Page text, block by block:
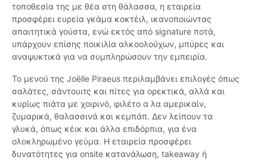
τοποθεσία της με θέα στη θάλασσα, η εταιρεία
προσφέρει ευρεία γκάμα κοκτέιλ, ικανοποιώντας
απαιτητικά γούστα, ενώ εκτός από signature ποτά,
υπάρχουν επίσης ποικιλία αλκοολούχων, μπύρες και
αναψυκτικά για να συμπληρώσουν την εμπειρία.
Το μενού της Joëlle Piraeus περιλαμβάνει επιλογές όπως
σαλάτες, σάντουιτς και πίτες για ορεκτικά, αλλά και
κυρίως πιάτα με χοιρινό, φιλέτο α λα αμερικαίν,
ζυμαρικά, θαλασσινά και κεμπάπ. Δεν λείπουν τα
γλυκά, όπως κέικ και άλλα επιδόρπια, για ένα
ολοκληρωμένο γεύμα. Η εταιρεία προσφέρει
δυνατότητες για onsite κατανάλωση, takeaway ή